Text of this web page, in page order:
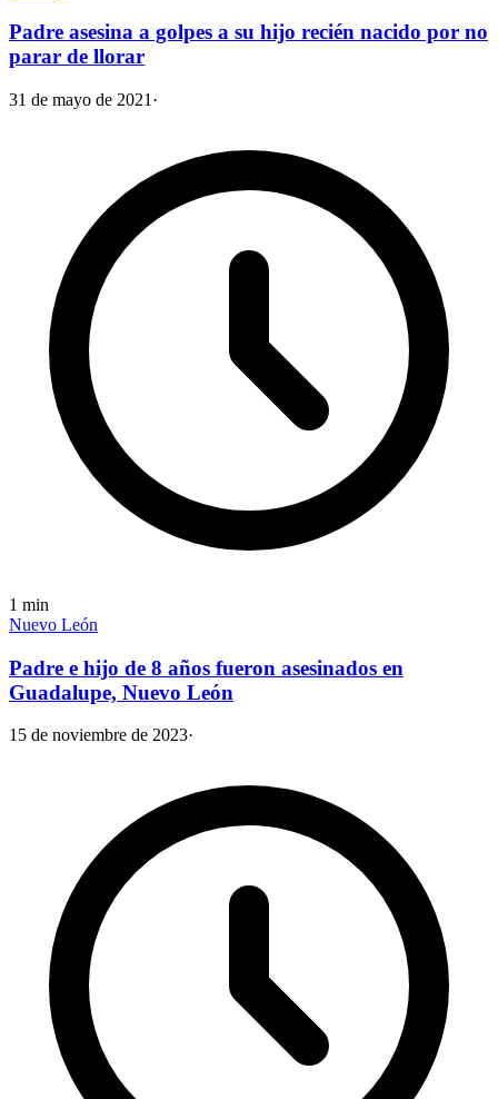
Padre asesina a golpes a su hijo recién nacido por no
parar de llorar
31 de mayo de 2021 ·
1 min
Nuevo León
Padre e hijo de 8 años fueron asesinados en
Guadalupe, Nuevo León
15 de noviembre de 2023·